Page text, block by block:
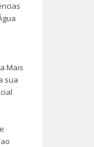
Mais
sua